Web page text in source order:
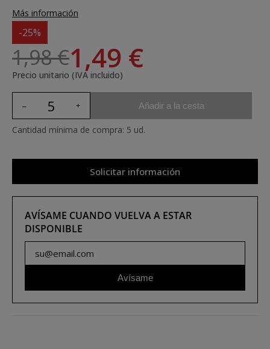
Más información
-25%
1,98 €1,49 €
Precio unitario (IVA incluido)
Añadir a la cesta
Cantidad mínima de compra: 5 ud.
Solicitar información
AVÍSAME CUANDO VUELVA A ESTAR
DISPONIBLE
Avísame